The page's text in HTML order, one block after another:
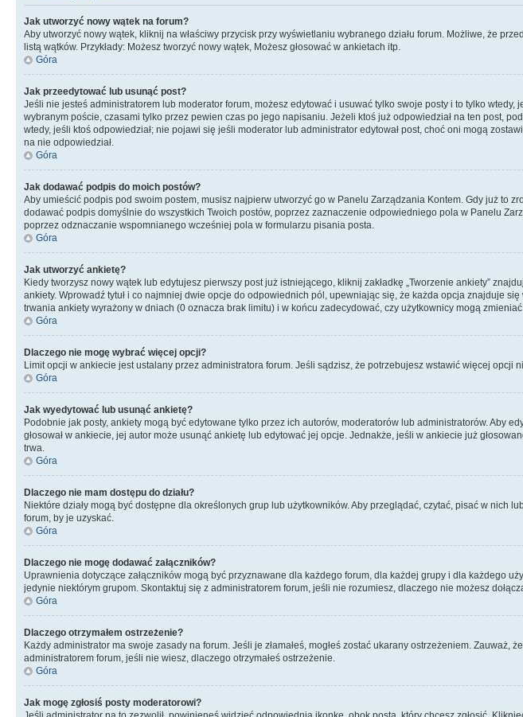
Jak utworzyć nowy wątek na forum?
Aby utworzyć nowy wątek, kliknij na właściwy przycisk przy wyświetlaniu wybranego działu forum. Możliwe, że
listą wątków. Przykłady: Możesz tworzyć nowy wątek, Możesz głosować w ankietach itp.
Góra
Jak przeedytować lub usunąć post?
Jeśli nie jesteś administratorem lub moderator forum, możesz edytować i usuwać tylko swoje posty i to tylko
wybranym poście, czasami tylko przez pewien czas po jego napisaniu. Jeżeli ktoś już odpowiedział na ten post,
wtedy, jeśli ktoś odpowiedział; nie pojawi się jeśli moderator lub administrator edytował post, choć oni mogą
na nie odpowiedział.
Góra
Jak dodawać podpis do moich postów?
Aby umieścić podpis pod swoim postem, musisz najpierw utworzyć go w Panelu Zarządzania Kontem. Gdy już to
dodawać podpis domyślnie do wszystkich Twoich postów, poprzez zaznaczenie odpowiedniego pola w Panelu
poprzez odznaczanie wspomnianego wcześniej pola w formularzu pisania posta.
Góra
Jak utworzyć ankietę?
Kiedy tworzysz nowy wątek lub edytujesz pierwszy post już istniejącego, kliknij zakładkę „Tworzenie ankiety”
ankiety. Wprowadź tytuł i co najmniej dwie opcje do odpowiednich pól, upewniając się, że każda opcja znajduje
trwania ankiety wyrażony w dniach (0 oznacza brak limitu) i w końcu zadecydować, czy użytkownicy mogą zmieniać
Góra
Dlaczego nie mogę wybrać więcej opcji?
Limit opcji w ankiecie jest ustalany przez administratora forum. Jeśli sądzisz, że potrzebujesz wstawić więcej opcji
Góra
Jak wyedytować lub usunąć ankietę?
Podobnie jak posty, ankiety mogą być edytowane tylko przez ich autorów, moderatorów lub administratorów. Aby
głosował w ankiecie, jej autor może usunąć ankietę lub edytować jej opcje. Jednakże, jeśli w ankiecie już
trwa.
Góra
Dlaczego nie mam dostępu do działu?
Niektóre działy mogą być dostępne dla określonych grup lub użytkowników. Aby przeglądać, czytać, pisać w
forum, by je uzyskać.
Góra
Dlaczego nie mogę dodawać załączników?
Uprawnienia dotyczące załączników mogą być przyznawane dla każdego forum, dla każdej grupy i dla każdego
jedynie niektórym grupom. Skontaktuj się z administratorem forum, jeśli nie rozumiesz, dlaczego nie możesz
Góra
Dlaczego otrzymałem ostrzeżenie?
Każdy administrator ma swoje zasady na forum. Jeśli je złamałeś, mogłeś zostać ukarany ostrzeżeniem.
administratorem forum, jeśli nie wiesz, dlaczego otrzymałeś ostrzeżenie.
Góra
Jak mogę zgłosiś posty moderatorowi?